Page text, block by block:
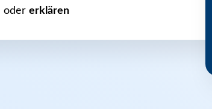
oder erklären